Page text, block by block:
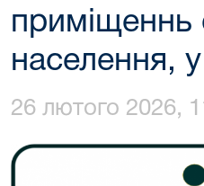
приміщеннь
населення, у
26 лютого 2026,